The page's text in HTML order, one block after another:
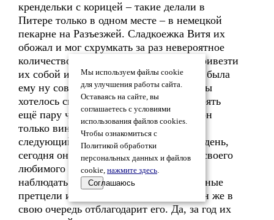
крендельки с корицей – такие делали в
Питере только в одном месте – в немецкой
пекарне на Разъезжей. Сладкоежка Витя их
обожал и мог схрумкать за раз невероятное
количество. Он всегда просил Игоря привезти
их собой из Питера, но та часть города была
ему ну совсем не по пути, после службы
хотелось скорее попасть домой а не терять
ещё пару часов в вечерних пробках и он
только виновато отговаривался – «в
следующий раз». Но сегодня – особый день,
сегодня он наконец исполнит прихоть своего
любимого а потом будет с умилением
наблюдать как тот заглатывает аппетитные
претцели и благодарит его за заботу. Он же в
свою очередь отблагодарит его. Да, за год их
Мы используем файлы cookie
для улучшения работы сайта.
Оставаясь на сайте, вы
соглашаетесь с условиями
использования файлов cookies.
Чтобы ознакомиться с
Политикой обработки
персональных данных и файлов
cookie, нажмите здесь.
Соглашаюсь